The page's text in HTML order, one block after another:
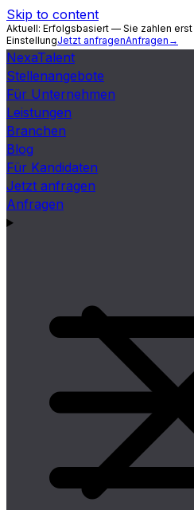
Skip to content
Aktuell: Erfolgsbasiert — Sie zahlen
EinstellungJetzt anfragenAnfragen →
NexaTalent
Stellenangebote
Für Unternehmen
Leistungen
Branchen
Blog
Für Kandidaten
Jetzt anfragen
Anfragen